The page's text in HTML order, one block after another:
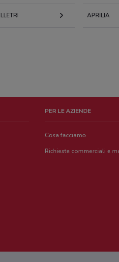
APRILIA
PER LE AZIENDE
Cosa facciamo
Richieste commerciali e